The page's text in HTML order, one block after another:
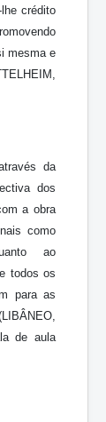
crédito
mesma e
da
dos
a obra
como
ao
todos os
para as
de aula